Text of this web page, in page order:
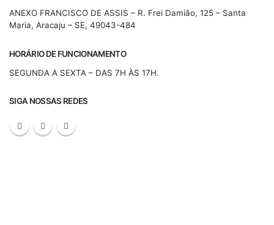
ANEXO FRANCISCO DE ASSIS – R. Frei Damião, 125 – Santa
Maria, Aracaju – SE, 49043-484
HORÁRIO DE FUNCIONAMENTO
SEGUNDA A SEXTA – DAS 7H ÀS 17H.
SIGA NOSSAS REDES